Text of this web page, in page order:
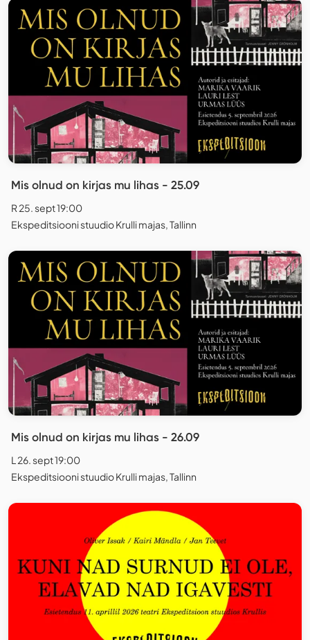
Mis olnud on kirjas mu lihas - 25.09
R 25. sept 19:00
Ekspeditsiooni stuudio Krulli majas, Tallinn
Mis olnud on kirjas mu lihas - 26.09
L 26. sept 19:00
Ekspeditsiooni stuudio Krulli majas, Tallinn